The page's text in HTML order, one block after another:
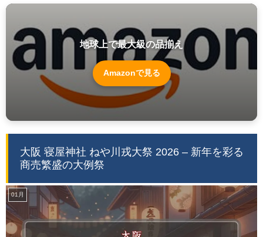
地球上で最大級の品揃え
Amazonで見る
大阪 寝屋神社 ねや川戎大祭 2026 – 新年を彩る
商売繁盛の大例祭
01月